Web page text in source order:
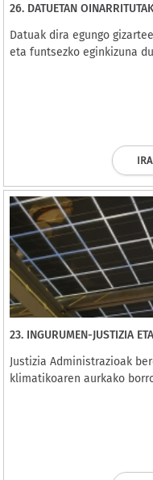
26. DATUETAN
Datuak dira egungo
eta funtsezko eginkizuna
23. INGURUMEN-JUSTIZIA
Justizia Administrazioak
klimatikoaren aurkako